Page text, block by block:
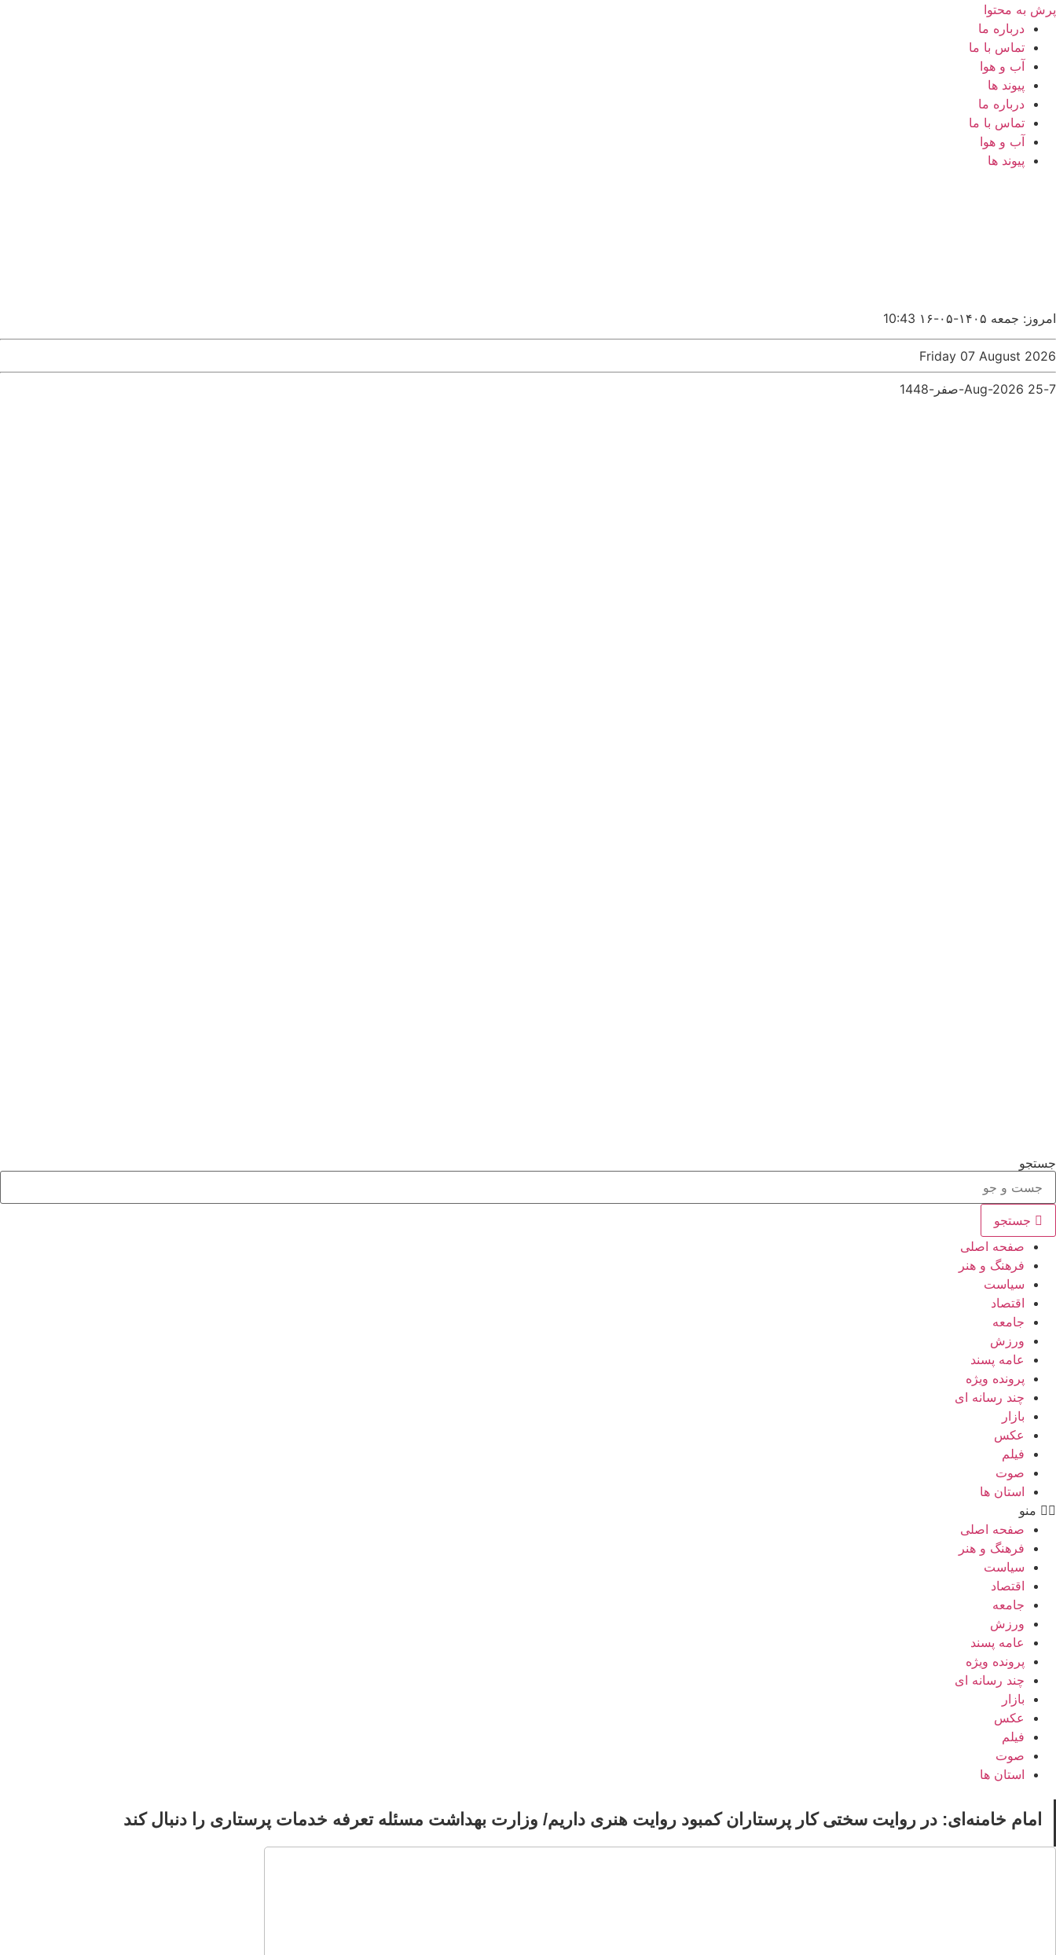
پرش به محتوا
درباره ما
تماس با ما
آب و هوا
پیوند ها
درباره ما
تماس با ما
آب و هوا
پیوند ها
امروز: جمعه ۱۴۰۵-۰۵-۱۶ 10:43
Friday 07 August 2026
7-Aug-2026 25-صفر-1448
جستجو
جستجو
صفحه اصلی
فرهنگ و هنر
سیاست
اقتصاد
جامعه
ورزش
عامه پسند
پرونده ویژه
چند رسانه ای
بازار
عکس
فیلم
صوت
استان ها
منو
صفحه اصلی
فرهنگ و هنر
سیاست
اقتصاد
جامعه
ورزش
عامه پسند
پرونده ویژه
چند رسانه ای
بازار
عکس
فیلم
صوت
استان ها
امام خامنه‌ای: در روایت سختی‌ کار پرستاران کمبود روایت هنری داریم/ وزارت بهداشت مسئله‌ تعرفه‌ خدمات پرستاری را دنبال کند